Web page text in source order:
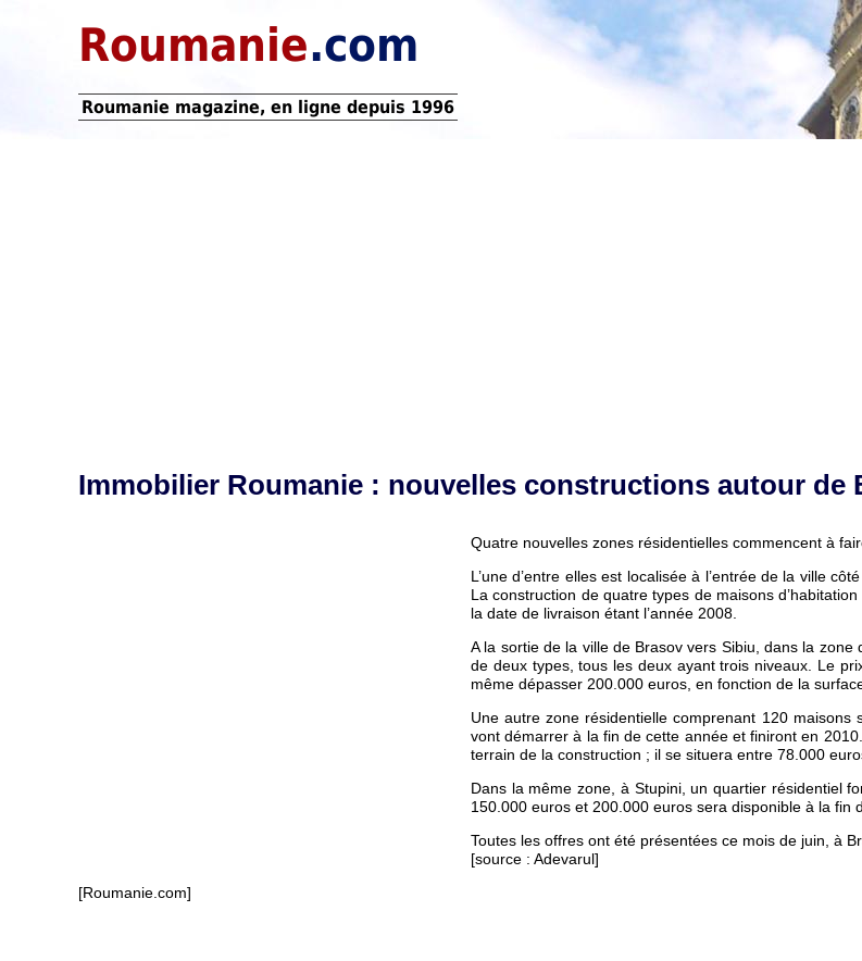
Roumanie.com
Roumanie magazine, en ligne depuis 1996
Immobilier Roumanie : nouvelles constructions autour de
Quatre nouvelles zones résidentielles commencent à
L’une d’entre elles est localisée à l’entrée de la ville
La construction de quatre types de maisons
la date de livraison étant l’année 2008.
A la sortie de la ville de Brasov vers Sibiu, dans la
de deux types, tous les deux ayant trois niveaux. Le
même dépasser 200.000 euros, en fonction de la
Une autre zone résidentielle comprenant 120
vont démarrer à la fin de cette année et finiront en
terrain de la construction ; il se situera entre 78.000
Dans la même zone, à Stupini, un quartier résidentiel
150.000 euros et 200.000 euros sera disponible à la fin
Toutes les offres ont été présentées ce mois de juin, à
[source : Adevarul]
[Roumanie.com]